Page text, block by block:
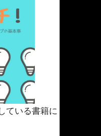
ている書籍に